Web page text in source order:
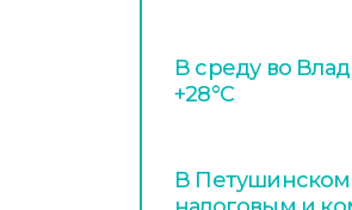
В среду во
+28°С
В